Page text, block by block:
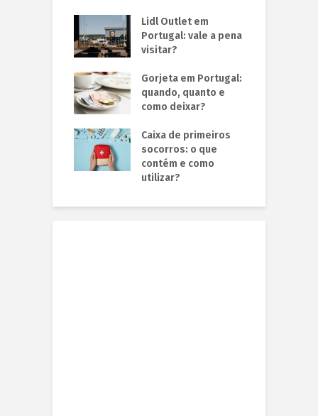
Lidl Outlet em
Portugal: vale a pena
visitar?
Gorjeta em Portugal:
quando, quanto e
como deixar?
Caixa de primeiros
socorros: o que
contém e como
utilizar?